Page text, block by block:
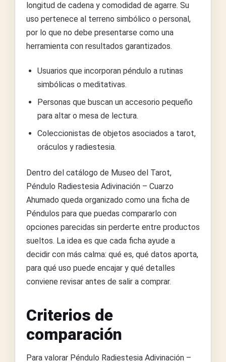
longitud de cadena y comodidad de agarre. Su
uso pertenece al terreno simbólico o personal,
por lo que no debe presentarse como una
herramienta con resultados garantizados.
Usuarios que incorporan péndulo a rutinas
simbólicas o meditativas.
Personas que buscan un accesorio pequeño
para altar o mesa de lectura.
Coleccionistas de objetos asociados a tarot,
oráculos y radiestesia.
Dentro del catálogo de Museo del Tarot,
Péndulo Radiestesia Adivinación – Cuarzo
Ahumado queda organizado como una ficha de
Péndulos para que puedas compararlo con
opciones parecidas sin perderte entre productos
sueltos. La idea es que cada ficha ayude a
decidir con más calma: qué es, qué datos aporta,
para qué uso puede encajar y qué detalles
conviene revisar antes de salir a comprar.
Criterios de
comparación
Para valorar Péndulo Radiestesia Adivinación –